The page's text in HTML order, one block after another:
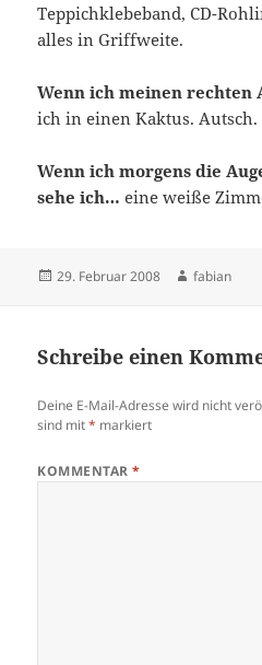
Teppichklebeband, CD-
alles in Griffweite.
Wenn ich meinen rechten
ich in einen Kaktus. Autsch.
Wenn ich morgens die
sehe ich… eine weiße
Veröffentlicht
29. Februar 2008 Autor
fabian
Schreibe einen
Deine E-Mail-Adresse wird nicht
sind mit* markiert
KOMMENTAR*